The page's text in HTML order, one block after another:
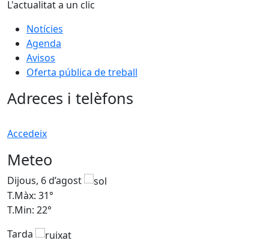
L'actualitat a un clic
Notícies
Agenda
Avisos
Oferta pública de treball
Adreces i telèfons
Accedeix
Meteo
Dijous, 6 d’agost
T.Màx: 31°
T.Min: 22°
Tarda